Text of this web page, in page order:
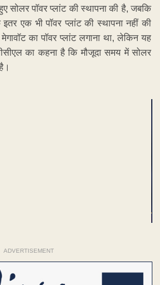
सोलर पॉवर प्लांट की स्थापना की है, जबकि
एक भी पॉवर प्लांट की स्थापना नहीं की
का पॉवर प्लांट लगाना था, लेकिन यह
का कहना है कि मौजूदा समय में सोलर
ADVERTISEMENT